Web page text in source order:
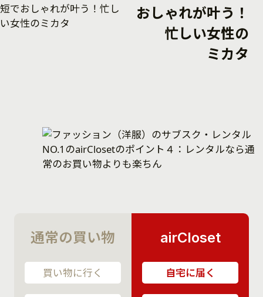
おしゃれが叶う！
忙しい女性の
ミカタ
通常の買い物
買い物に行く
airCloset
自宅に届く